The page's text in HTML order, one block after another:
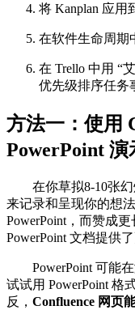
将 Kanplan 应用
在软件生命周期
在 Trello 中用 “
优先级排序任务
方法一：使用
PowerPoint 演
在你草拟8-10张幻
来记录和呈现你的想
PowerPoint，而赞成
PowerPoint 文档提供
PowerPoint 可能在
试试用 PowerPoint 格
反， Confluence 网页